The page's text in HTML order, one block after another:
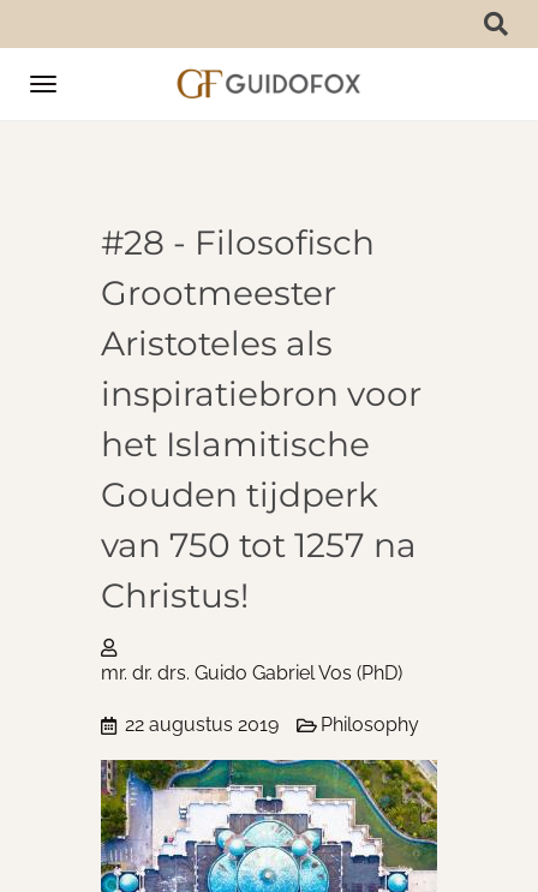
Toggle
#28 - Filosofisch
Grootmeester
Aristoteles als
inspiratiebron voor
het Islamitische
Gouden tijdperk
van 750 tot 1257 na
Christus!
mr. dr. drs. Guido Gabriel Vos (PhD)
22 augustus 2019 Philosophy